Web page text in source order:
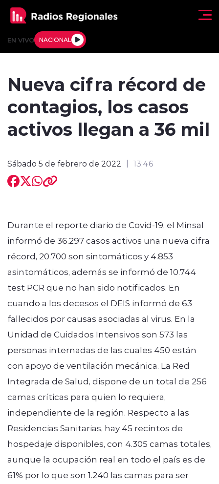
EN VIVO NACIONAL
Tendencias
Internacional
Regiones al Aire
modo claro
Nueva cifra récord de
contagios, los casos
activos llegan a 36 mil
Sábado 5 de febrero de 2022 13:46
Durante el reporte diario de Covid-19, el Minsal
informó de 36.297 casos activos una nueva cifra
récord, 20.700 son sintomáticos y 4.853
asintomáticos, además se informó de 10.744
test PCR que no han sido notificados. En
cuando a los decesos el DEIS informó de 63
fallecidos por causas asociadas al virus. En la
Unidad de Cuidados Intensivos son 573 las
personas internadas de las cuales 450 están
con apoyo de ventilación mecánica. La Red
Integrada de Salud, dispone de un total de 256
camas críticas para quien lo requiera,
independiente de la región. Respecto a las
Residencias Sanitarias, hay 45 recintos de
hospedaje disponibles, con 4.305 camas totales,
aunque la ocupación real en todo el país es de
61% por lo que son 1.240 las camas para ser